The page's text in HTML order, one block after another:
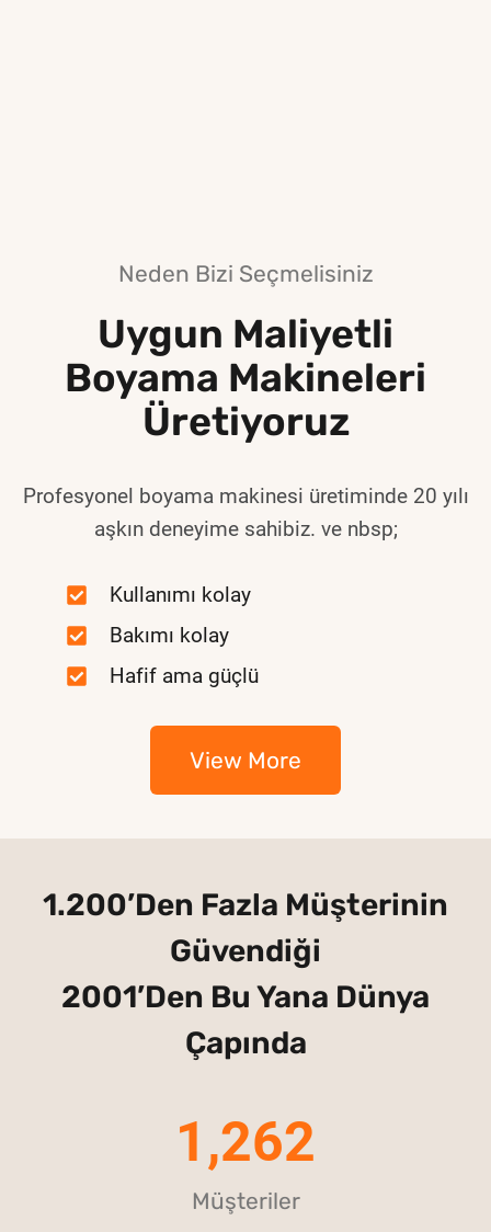
Neden Bizi Seçmelisiniz
Uygun Maliyetli
Boyama Makineleri
Üretiyoruz
Profesyonel boyama makinesi üretiminde 20 yılı
aşkın deneyime sahibiz. ve nbsp;
Kullanımı kolay
Bakımı kolay
Hafif ama güçlü
View More
1.200’den Fazla Müşterinin
Güvendiği
2001’den Bu Yana Dünya
Çapında
1,262
Müşteriler